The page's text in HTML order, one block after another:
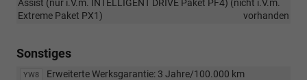
Assist (nur i.V.m. INTELLIGENT DRIVE Paket PF4) (nicht i.V.m.
Extreme Paket PX1)
vorhanden
Sonstiges
YW8
Erweiterte Werksgarantie: 3 Jahre/100.000 km